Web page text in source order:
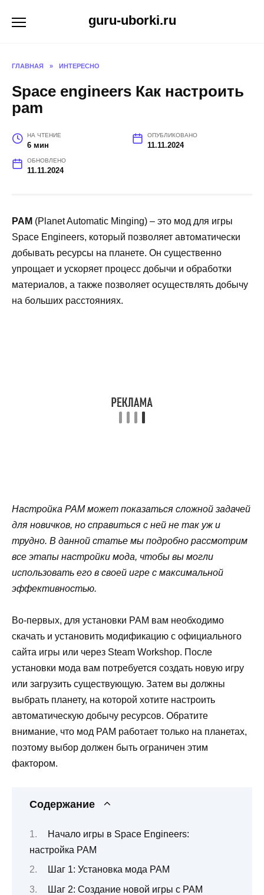
guru-uborki.ru
ГЛАВНАЯ » ИНТЕРЕСНО
Space engineers Как настроить
pam
НА ЧТЕНИЕ
6 мин
ОПУБЛИКОВАНО
11.11.2024
ОБНОВЛЕНО
11.11.2024
PAM (Planet Automatic Minging) – это мод для игры
Space Engineers, который позволяет автоматически
добывать ресурсы на планете. Он существенно
упрощает и ускоряет процесс добычи и обработки
материалов, а также позволяет осуществлять добычу
на больших расстояниях.
Настройка PAM может показаться сложной задачей
для новичков, но справиться с ней не так уж и
трудно. В данной статье мы подробно рассмотрим
все этапы настройки мода, чтобы вы могли
использовать его в своей игре с максимальной
эффективностью.
Во-первых, для установки PAM вам необходимо
скачать и установить модификацию с официального
сайта игры или через Steam Workshop. После
установки мода вам потребуется создать новую игру
или загрузить существующую. Затем вы должны
выбрать планету, на которой хотите настроить
автоматическую добычу ресурсов. Обратите
внимание, что мод PAM работает только на планетах,
поэтому выбор должен быть ограничен этим
фактором.
Содержание
Начало игры в Space Engineers:
настройка PAM
Шаг 1: Установка мода PAM
Шаг 2: Создание новой игры с PAM